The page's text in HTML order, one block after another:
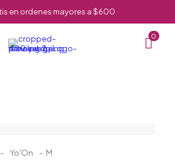
en ordenes mayores a $600
0
- Yo'On - M